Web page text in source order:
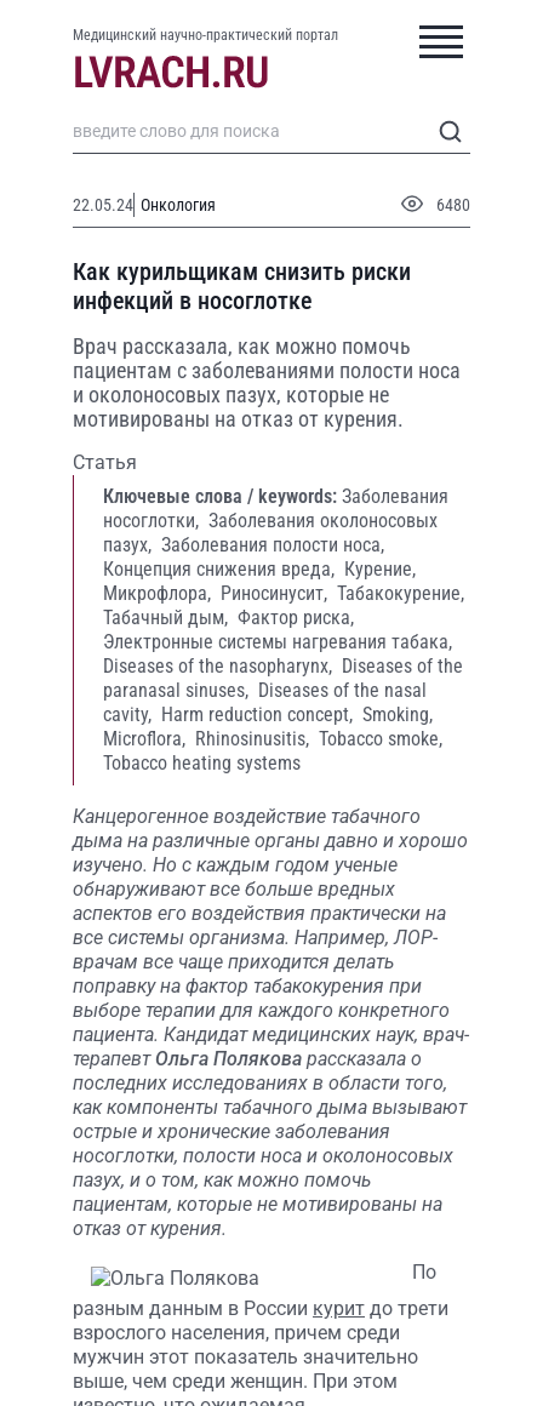
Медицинский научно-практический портал
22.05.24 Онкология 6480
Как курильщикам снизить риски
инфекций в носоглотке
Врач рассказала, как можно помочь
пациентам с заболеваниями полости носа
и околоносовых пазух, которые не
мотивированы на отказ от курения.
Статья
Ключевые слова / keywords: Заболевания
носоглотки, Заболевания околоносовых
пазух, Заболевания полости носа,
Концепция снижения вреда, Курение,
Микрофлора, Риносинусит, Табакокурение,
Табачный дым, Фактор риска,
Электронные системы нагревания табака,
Diseases of the nasopharynx, Diseases of the
paranasal sinuses, Diseases of the nasal
cavity, Harm reduction concept, Smoking,
Microflora, Rhinosinusitis, Tobacco smoke,
Tobacco heating systems
Канцерогенное воздействие табачного
дыма на различные органы давно и хорошо
изучено. Но с каждым годом ученые
обнаруживают все больше вредных
аспектов его воздействия практически на
все системы организма. Например, ЛОР-
врачам все чаще приходится делать
поправку на фактор табакокурения при
выборе терапии для каждого конкретного
пациента. Кандидат медицинских наук, врач-
терапевтОльга Полякова рассказала о
последних исследованиях в области того,
как компоненты табачного дыма вызывают
острые и хронические заболевания
носоглотки, полости носа и околоносовых
пазух, и о том, как можно помочь
пациентам, которые не мотивированы на
отказ от курения.
По
разным данным в России курит до трети
взрослого населения, причем среди
мужчин этот показатель значительно
выше, чем среди женщин. При этом